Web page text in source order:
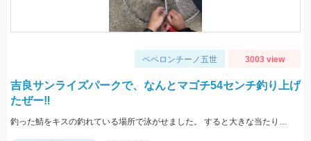
ペペロンチーノ五世 3003 view
吉良サンライズパークで、なんとマゴチ54センチ釣り上げ
たぜー‼️
釣った鯖をキスの釣れている場所で泳がせました。 すると大きな当たりがーそれから頑張って釣り上げました。